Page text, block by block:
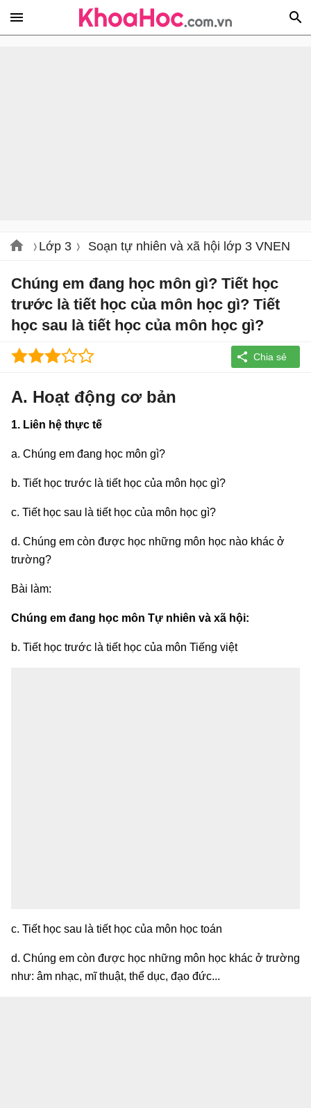
Lớp 3 Soạn tự nhiên và xã hội lớp 3 VNEN
Chúng em đang học môn gì? Tiết học
trước là tiết học của môn học gì? Tiết
học sau là tiết học của môn học gì?
A. Hoạt động cơ bản
1. Liên hệ thực tế
a. Chúng em đang học môn gì?
b. Tiết học trước là tiết học của môn học gì?
c. Tiết học sau là tiết học của môn học gì?
d. Chúng em còn được học những môn học nào khác ở
trường?
Bài làm:
Chúng em đang học môn Tự nhiên và xã hội:
b. Tiết học trước là tiết học của môn Tiếng việt
c. Tiết học sau là tiết học của môn học toán
d. Chúng em còn được học những môn học khác ở trường
như: âm nhạc, mĩ thuật, thể dục, đạo đức...